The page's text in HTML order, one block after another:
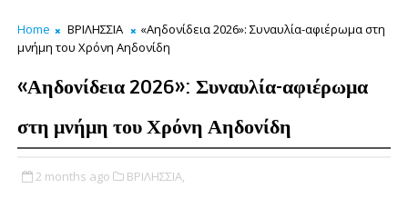
Home ΒΡΙΛΗΣΣΙΑ
«Αηδονίδεια 2026»: Συναυλία-αφιέρωμα στη
μνήμη του Χρόνη Αηδονίδη
«Αηδονίδεια 2026»: Συναυλία-αφιέρωμα
στη μνήμη του Χρόνη Αηδονίδη
2 months ago ΒΡΙΛΗΣΣΙΑ,